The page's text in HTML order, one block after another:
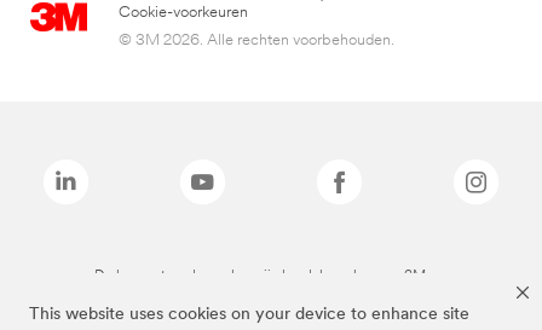
This website uses cookies on your device to enhance site
Cookie-voorkeuren
© 3M 2026. Alle rechten voorbehouden.
De bovenstaande merken zijn handelsmerken van 3M.we